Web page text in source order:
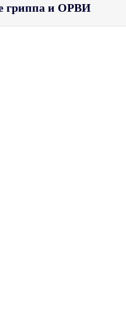
гриппа и ОРВИ